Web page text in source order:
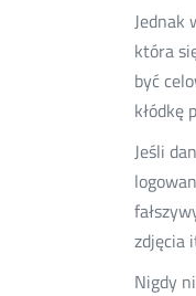
Jednak
która
być
kłódkę
Jeśli
zdjęcia
Nigdy